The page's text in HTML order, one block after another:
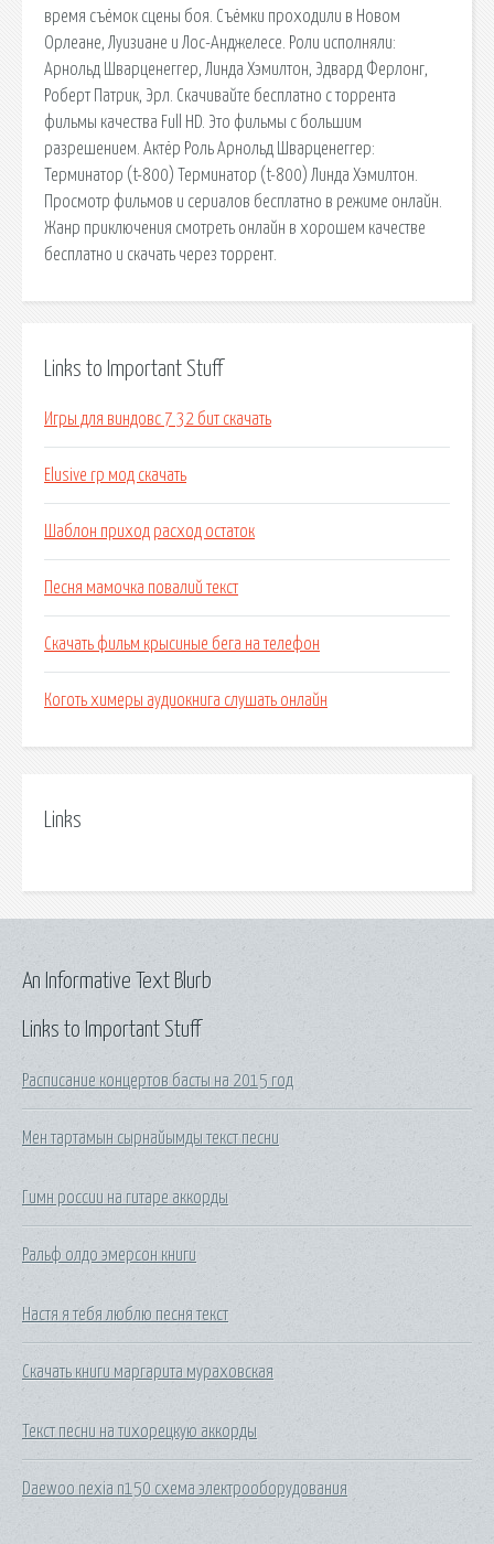
время съёмок сцены боя. Съёмки проходили в Новом
Орлеане, Луизиане и Лос-Анджелесе. Роли исполняли:
Арнольд Шварценеггер, Линда Хэмилтон, Эдвард Ферлонг,
Роберт Патрик, Эрл. Скачивайте бесплатно с торрента
фильмы качества Full HD. Это фильмы с большим
разрешением. Актёр Роль Арнольд Шварценеггер:
Терминатор (t-800) Терминатор (t-800) Линда Хэмилтон.
Просмотр фильмов и сериалов бесплатно в режиме онлайн.
Жанр приключения смотреть онлайн в хорошем качестве
бесплатно и скачать через торрент.
Links to Important Stuff
Игры для виндовс 7 32 бит скачать
Elusive rp мод скачать
Шаблон приход расход остаток
Песня мамочка повалий текст
Скачать фильм крысиные бега на телефон
Коготь химеры аудиокнига слушать онлайн
Links
Links to Important Stuff
Расписание концертов басты на 2015 год
Мен тартамын сырнайымды текст песни
Гимн россии на гитаре аккорды
Ральф олдо эмерсон книги
Настя я тебя люблю песня текст
Скачать книги маргарита мураховская
Текст песни на тихорецкую аккорды
Daewoo nexia n150 схема электрооборудования
An Informative Text Blurb